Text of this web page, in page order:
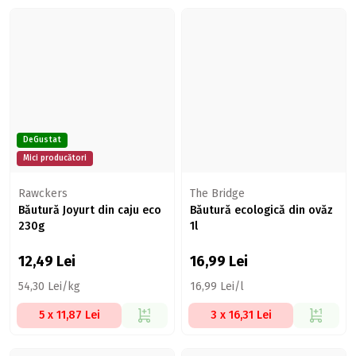
DeGustat
Mici producători
Rawckers
Băutură Joyurt din caju eco
230g
12,49 Lei
54,30 Lei/kg
5 x 11,87 Lei
The Bridge
Băutură ecologică din ovăz
1l
16,99 Lei
16,99 Lei/l
3 x 16,31 Lei